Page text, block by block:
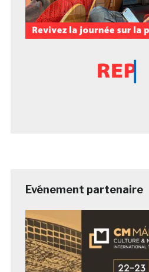
Evénement partenaire